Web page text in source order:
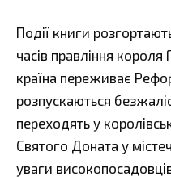
Події книги
часів правління короля
країна переживає
розпускаються
переходять у
Святого Доната у
уваги